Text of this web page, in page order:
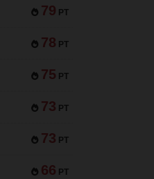
79 PT
78 PT
75 PT
73 PT
73 PT
66 PT